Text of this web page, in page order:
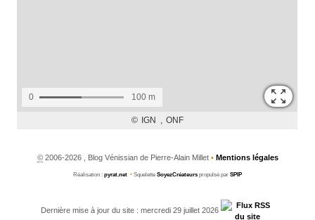
©2006-2026 , Blog Vénissian de Pierre-Alain Millet • Mentions légales
Réalisation : pyrat.net • Squelette SoyezCréateurs propulsé par SPIP
Dernière mise à jour du site : mercredi 29 juillet 2026